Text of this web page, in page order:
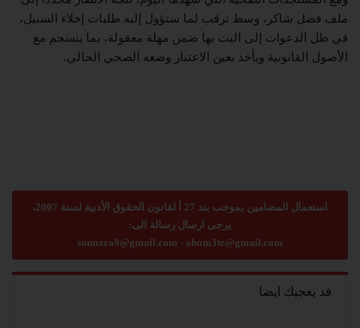
ملف فضل شاكر، وسط ترقب لما ستؤول إليه طلبات إخلاء السبيل،
في ظل الدعوات إلى البت بها ضمن مهلة معقولة، بما ينسجم مع
الأصول القانونية ويأخذ بعين الاعتبار وضعه الصحي الحالي.
استعمال المضامين بموجب بند 27 أ لقانون الحقوق الأدبية لسنة 2007،
يرجى ارسال رسالة الى:
sonnara9@gmail.com - abom3te@gmail.com
قد يعجبك ايضا